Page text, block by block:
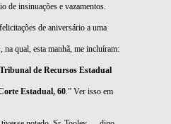
de insinuações e vazamentos.
de aniversário a uma
na qual, esta manhã, me incluíram:
de Recursos Estadual
Estadual, 60.” Ver isso em